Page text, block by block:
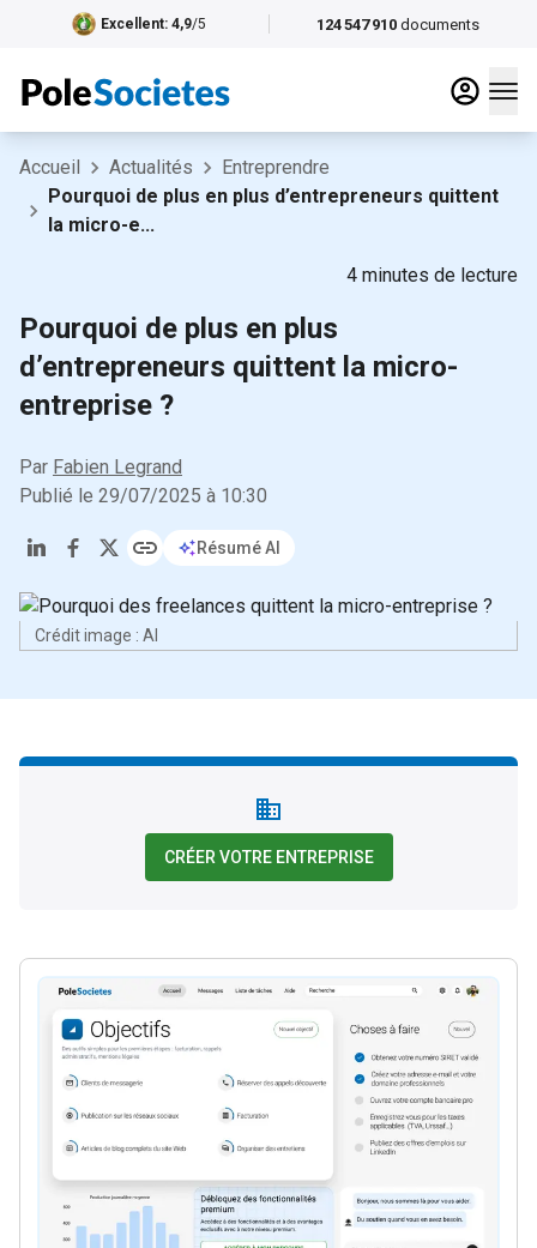
124 547 910 documents
Excellent: 4,9/5
Accueil Actualités
Entreprendre
Pourquoi de plus en plus d’entrepreneurs quittent
la micro-e...
4 minutes de lecture
Pourquoi de plus en plus
d’entrepreneurs quittent la micro-
entreprise ?
Par Fabien Legrand
Publié le 29/07/2025 à 10:30
Résumé AI
Crédit image : AI
CRÉER VOTRE ENTREPRISE